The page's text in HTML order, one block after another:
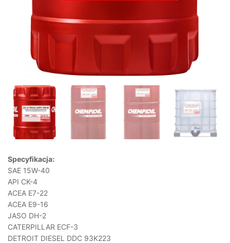
Specyfikacja:
SAE 15W-40
API CK-4
ACEA E7-22
ACEA E9-16
JASO DH-2
CATERPILLAR ECF-3
DETROIT DIESEL DDC 93K223